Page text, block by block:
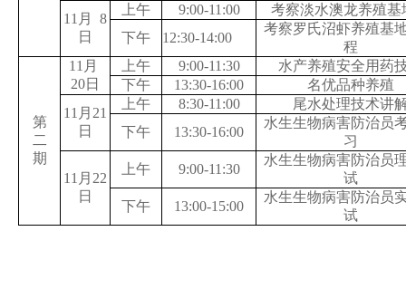
11 月
8
日
上午 9:00-11:00
考察淡水澳龙养殖基
下午
12:30-14:00
考察罗氏沼虾养殖基
程
第
二
期
11 月
20日
上午 9:00-11:30
水产养殖安全用药
下午
13:30-16:00
名优品种养殖
11 月 21
日
上午 8:30-11:00
尾水处理技术讲
下午
13:30-16:00
水生生物病害防治员
习
11 月 22
日
上午 9:00-11:30
水生生物病害防治员
试
下午
13:00-15:00
水生生物病害防治员
试